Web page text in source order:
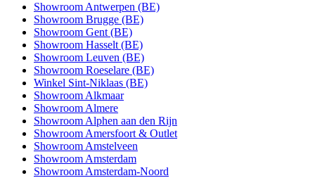
Showroom Antwerpen (BE)
Showroom Brugge (BE)
Showroom Gent (BE)
Showroom Hasselt (BE)
Showroom Leuven (BE)
Showroom Roeselare (BE)
Winkel Sint-Niklaas (BE)
Showroom Alkmaar
Showroom Almere
Showroom Alphen aan den Rijn
Showroom Amersfoort & Outlet
Showroom Amstelveen
Showroom Amsterdam
Showroom Amsterdam-Noord